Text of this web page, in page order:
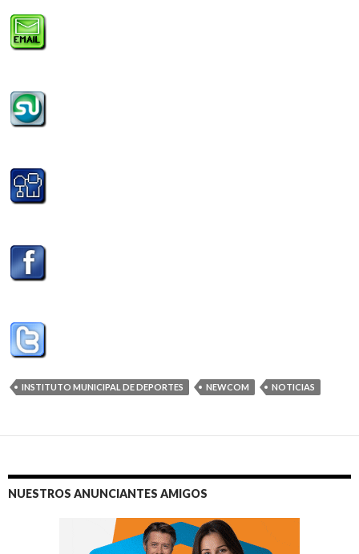
INSTITUTO MUNICIPAL DE DEPORTES NEWCOM NOTICIAS
NUESTROS ANUNCIANTES AMIGOS